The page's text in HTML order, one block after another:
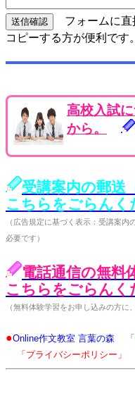
フォームに直
コピーする方が便利です。
高校入試
から。
受講案内の郵送
こちらをごらんく
（広告規定に基づく表示：受講案
必要です）
電話通信の無料
こちらをごらんく
（無料体験学習をお申し込みの方に
●Online作文教室 言葉の森
「プライバシーポリシー」